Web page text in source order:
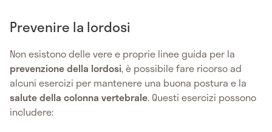
Prevenire la lordosi
Non esistono delle vere e proprie linee guida per la
prevenzione della lordosi, è possibile fare ricorso ad
alcuni esercizi per mantenere una buona postura e la
salute della colonna vertebrale. Questi esercizi possono
includere: